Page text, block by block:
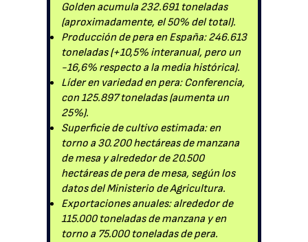
Golden acumula 232.691 toneladas
(aproximadamente, el 50% del total).
Producción de pera en España: 246.613
toneladas (+10,5% interanual, pero un
-16,6% respecto a la media histórica).
Líder en variedad en pera: Conferencia,
con 125.897 toneladas (aumenta un
25%).
Superficie de cultivo estimada: en
torno a 30.200 hectáreas de manzana
de mesa y alrededor de 20.500
hectáreas de pera de mesa, según los
datos del Ministerio de Agricultura.
Exportaciones anuales: alrededor de
115.000 toneladas de manzana y en
torno a 75.000 toneladas de pera.